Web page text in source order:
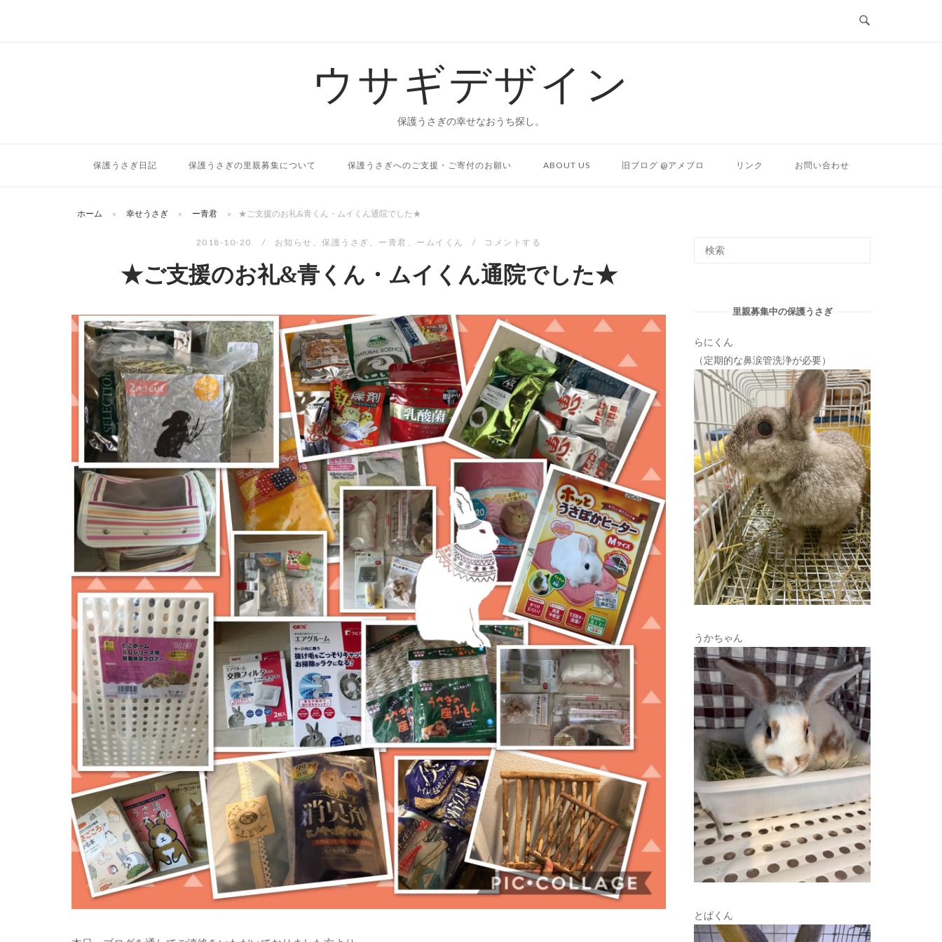
ウサギデザイン
保護うさぎの幸せなおうち探し。
保護うさぎ日記 保護うさぎの里親募集について 保護うさぎへのご支援・ご寄付のお願い ABOUT US 旧ブログ @アメブロ リンク お問い合わせ
ホーム » 幸せうさぎ » ー青君 » ★ご支援のお礼&青くん・ムイくん通院でした★
2018-10-20 お知らせ 、保護うさぎ 、 ー青君 、 ームイくん コメントする
★ご支援のお礼&青くん・ムイくん通院でした★
里親募集中の保護うさぎ
らにくん
（定期的な鼻涙管洗浄が必要）
うかちゃん
とぱくん